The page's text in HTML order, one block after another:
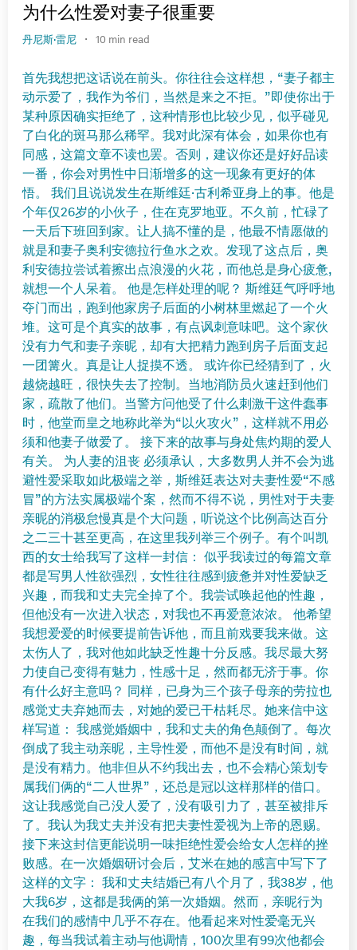
为什么性爱对妻子很重要
丹尼斯·雷尼 · 10 min read
首先我想把这话说在前头。你往往会这样想，“妻子都主
动示爱了，我作为爷们，当然是来之不拒。”即使你出于
某种原因确实拒绝了，这种情形也比较少见，似乎碰见
了白化的斑马那么稀罕。我对此深有体会，如果你也有
同感，这篇文章不读也罢。否则，建议你还是好好品读
一番，你会对男性中日渐增多的这一现象有更好的体
悟。 我们且说说发生在斯维廷·古利希亚身上的事。他是
个年仅26岁的小伙子，住在克罗地亚。不久前，忙碌了
一天后下班回到家。让人搞不懂的是，他最不情愿做的
就是和妻子奥利安德拉行鱼水之欢。发现了这点后，奥
利安德拉尝试着擦出点浪漫的火花，而他总是身心疲惫,
就想一个人呆着。 他是怎样处理的呢？ 斯维廷气呼呼地
夺门而出，跑到他家房子后面的小树林里燃起了一个火
堆。这可是个真实的故事，有点讽刺意味吧。这个家伙
没有力气和妻子亲昵，却有大把精力跑到房子后面支起
一团篝火。真是让人捉摸不透。 或许你已经猜到了，火
越烧越旺，很快失去了控制。当地消防员火速赶到他们
家，疏散了他们。当警方问他受了什么刺激干这件蠢事
时，他堂而皇之地称此举为“以火攻火”，这样就不用必
须和他妻子做爱了。 接下来的故事与身处焦灼期的爱人
有关。 为人妻的沮丧 必须承认，大多数男人并不会为逃
避性爱采取如此极端之举，斯维廷表达对夫妻性爱“不感
冒”的方法实属极端个案，然而不得不说，男性对于夫妻
亲昵的消极怠慢真是个大问题，听说这个比例高达百分
之二三十甚至更高，在这里我列举三个例子。有个叫凯
西的女士给我写了这样一封信： 似乎我读过的每篇文章
都是写男人性欲强烈，女性往往感到疲惫并对性爱缺乏
兴趣，而我和丈夫完全掉了个。我尝试唤起他的性趣，
但他没有一次进入状态，对我也不再爱意浓浓。 他希望
我想爱爱的时候要提前告诉他，而且前戏要我来做。这
太伤人了，我对他如此缺乏性趣十分反感。我尽最大努
力使自己变得有魅力，性感十足，然而都无济于事。你
有什么好主意吗？ 同样，已身为三个孩子母亲的劳拉也
感觉丈夫弃她而去，对她的爱已干枯耗尽。她来信中这
样写道： 我感觉婚姻中，我和丈夫的角色颠倒了。每次
倒成了我主动亲昵，主导性爱，而他不是没有时间，就
是没有精力。他非但从不约我出去，也不会精心策划专
属我们俩的“二人世界”，还总是冠以这样那样的借口。
这让我感觉自己没人爱了，没有吸引力了，甚至被排斥
了。我认为我丈夫并没有把夫妻性爱视为上帝的恩赐。
接下来这封信更能说明一味拒绝性爱会给女人怎样的挫
败感。在一次婚姻研讨会后，艾米在她的感言中写下了
这样的文字： 我和丈夫结婚已有八个月了，我38岁，他
大我6岁，这都是我俩的第一次婚姻。然而，亲昵行为
在我们的感情中几乎不存在。他看起来对性爱毫无兴
趣，每当我试着主动与他调情，100次里有99次他都会